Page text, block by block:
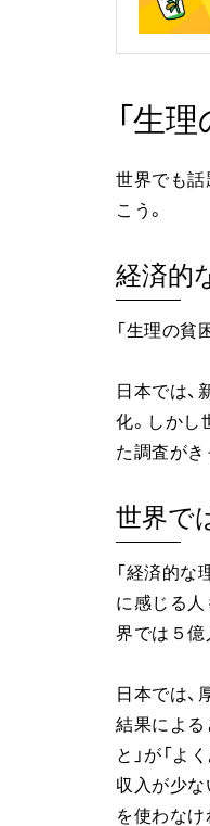
「生
世界でも話
こう。
経済的
「生理の貧
日本では、
化。しかし
た調査がき
世界で
「経済的な
に感じる人
界では５億
日本では、
結果による
と」が「よ
収入が少な
を使わなけ